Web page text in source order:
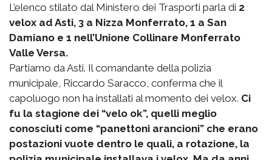
L’elenco stilato dal Ministero dei Trasporti parla di 2
velox ad Asti, 3 a Nizza Monferrato, 1 a San
Damiano e 1 nell’Unione Collinare Monferrato
Valle Versa.
Partiamo da Asti. Il comandante della polizia
municipale, Riccardo Saracco, conferma che il
capoluogo non ha installati al momento dei velox. Ci
fu la stagione dei “velo ok”, quelli meglio
conosciuti come “panettoni arancioni” che erano
postazioni vuote dentro le quali, a rotazione, la